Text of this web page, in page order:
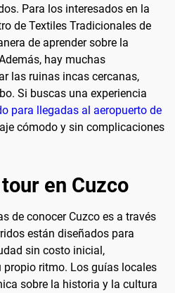
Para los interesados en la
de Textiles Tradicionales de
de aprender sobre la
hay muchas
las ruinas incas cercanas,
Si buscas una experiencia
para llegadas al aeropuerto de
cómodo y sin complicaciones
en Cuzco
de conocer Cuzco es a través
están diseñados para
sin costo inicial,
propio ritmo. Los guías locales
sobre la historia y la cultura